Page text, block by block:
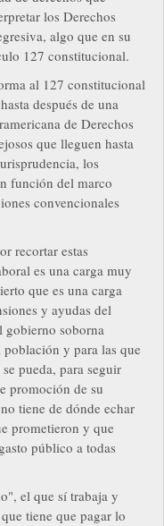
los Derechos
algo que en su
127 constitucional.
al 127 constitucional
después de una
de Derechos
que lleguen hasta
los
función del marco
convencionales
recortar estas
es una carga muy
que es una carga
y ayudas del
gobierno soborna
población y para las que
pueda, para seguir
promoción de su
tiene de dónde echar
prometieron y que
público a todas
el que sí trabaja y
tiene que pagar lo